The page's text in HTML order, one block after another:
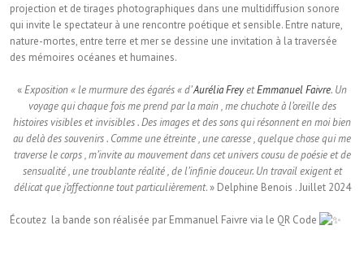
projection et de tirages photographiques dans une multidiffusion sonore
qui invite le spectateur à une rencontre poétique et sensible. Entre nature,
nature-mortes, entre terre et mer se dessine une invitation à la traversée
des mémoires océanes et humaines.
«Exposition « le murmure des égarés « d’Aurélia FreyetEmmanuel Faivre. Un
voyage qui chaque fois me prend par la main , me chuchote à l’oreille des
histoires visibles et invisibles . Des images et des sons qui résonnent en moi bien
au delà des souvenirs . Comme une étreinte , une caresse , quelque chose qui me
traverse le corps , m’invite au mouvement dans cet univers cousu de poésie et de
sensualité , une troublante réalité , de l’infinie douceur. Un travail exigent et
délicat que j’affectionne tout particulièrement. » Delphine Benois . Juillet 2024
Écoutez la bande son réalisée par Emmanuel Faivre via le QR Code